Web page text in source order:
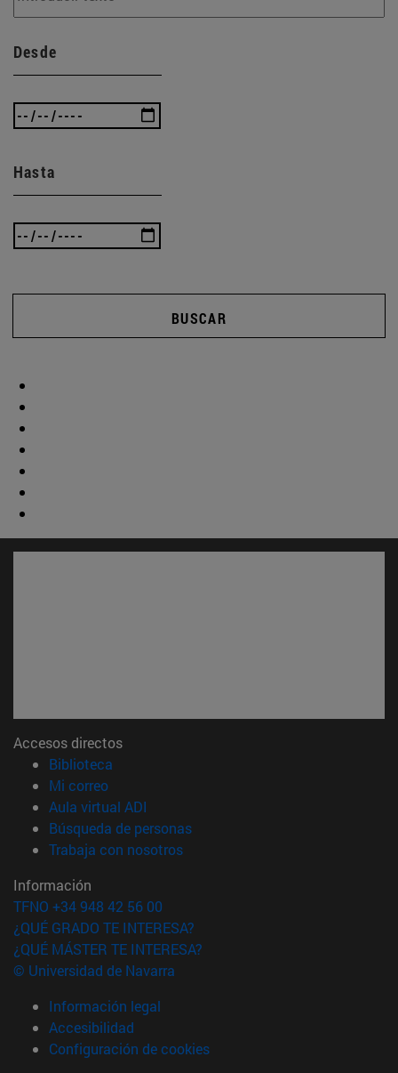
Desde
Hasta
BUSCAR
Accesos directos
Biblioteca
Mi correo(abre en nueva ventana)
Aula virtual ADI
Búsqueda de personas(abre en nueva ventana)
Trabaja con nosotros(abre en nueva ventana)
Información
TFNO +34 948 42 56 00
¿QUÉ GRADO TE INTERESA?
¿QUÉ MÁSTER TE INTERESA?
© Universidad de Navarra
Información legal
Accesibilidad
Configuración de cookies